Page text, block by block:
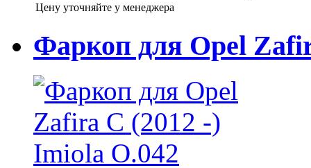
Цену уточняйте у менеджера
Фаркоп для Opel